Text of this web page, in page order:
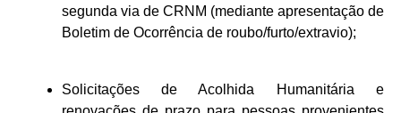
segunda via de CRNM (mediante apresentação de
Boletim de Ocorrência de roubo/furto/extravio);
Solicitações de Acolhida Humanitária e